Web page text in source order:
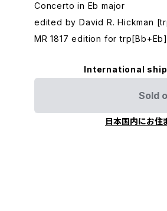
Concerto in Eb major
edited by David R. Hickman
MR 1817 edition for
International
Sold
日本国内にお住